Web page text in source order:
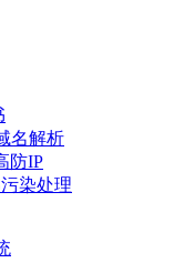
名解析
防IP
染处理